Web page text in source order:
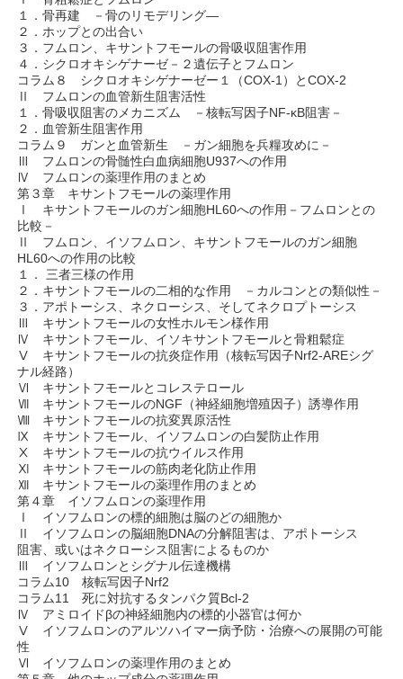
１．骨再建 －骨のリモデリング―
２．ホップとの出合い
３．フムロン、キサントフモールの骨吸収阻害作用
４．シクロオキシゲナーゼ－２遺伝子とフムロン
コラム８ シクロオキシゲナーゼー１（COX-1）とCOX-2
Ⅱ フムロンの血管新生阻害活性
１．骨吸収阻害のメカニズム －核転写因子NF-κB阻害－
２．血管新生阻害作用
コラム９ ガンと血管新生 －ガン細胞を兵糧攻めに－
Ⅲ フムロンの骨髄性白血病細胞U937への作用
Ⅳ フムロンの薬理作用のまとめ
第３章 キサントフモールの薬理作用
Ⅰ キサントフモールのガン細胞HL60への作用－フムロンとの
比較－
Ⅱ フムロン、イソフムロン、キサントフモールのガン細胞
HL60への作用の比較
１． 三者三様の作用
２．キサントフモールの二相的な作用 －カルコンとの類似性－
３．アポトーシス、ネクローシス、そしてネクロプトーシス
Ⅲ キサントフモールの女性ホルモン様作用
Ⅳ キサントフモール、イソキサントフモールと骨粗鬆症
Ⅴ キサントフモールの抗炎症作用（核転写因子Nrf2-AREシグ
ナル経路）
Ⅵ キサントフモールとコレステロール
Ⅶ キサントフモールのNGF（神経細胞増殖因子）誘導作用
Ⅷ キサントフモールの抗変異原活性
Ⅸ キサントフモール、イソフムロンの白髪防止作用
Ⅹ キサントフモールの抗ウイルス作用
Ⅺ キサントフモールの筋肉老化防止作用
Ⅻ キサントフモールの薬理作用のまとめ
第４章 イソフムロンの薬理作用
Ⅰ イソフムロンの標的細胞は脳のどの細胞か
Ⅱ イソフムロンの脳細胞DNAの分解阻害は、アポトーシス
阻害、或いはネクローシス阻害によるものか
Ⅲ イソフムロンとシグナル伝達機構
コラム10 核転写因子Nrf2
コラム11 死に対抗するタンパク質Bcl-2
Ⅳ アミロイドβの神経細胞内の標的小器官は何か
Ⅴ イソフムロンのアルツハイマー病予防・治療への展開の可能
性
Ⅵ イソフムロンの薬理作用のまとめ